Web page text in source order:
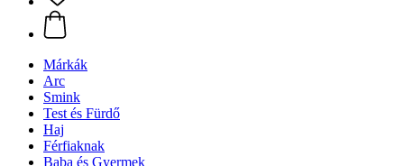
Márkák
Arc
Smink
Test és Fürdő
Haj
Férfiaknak
Baba és Gyermek